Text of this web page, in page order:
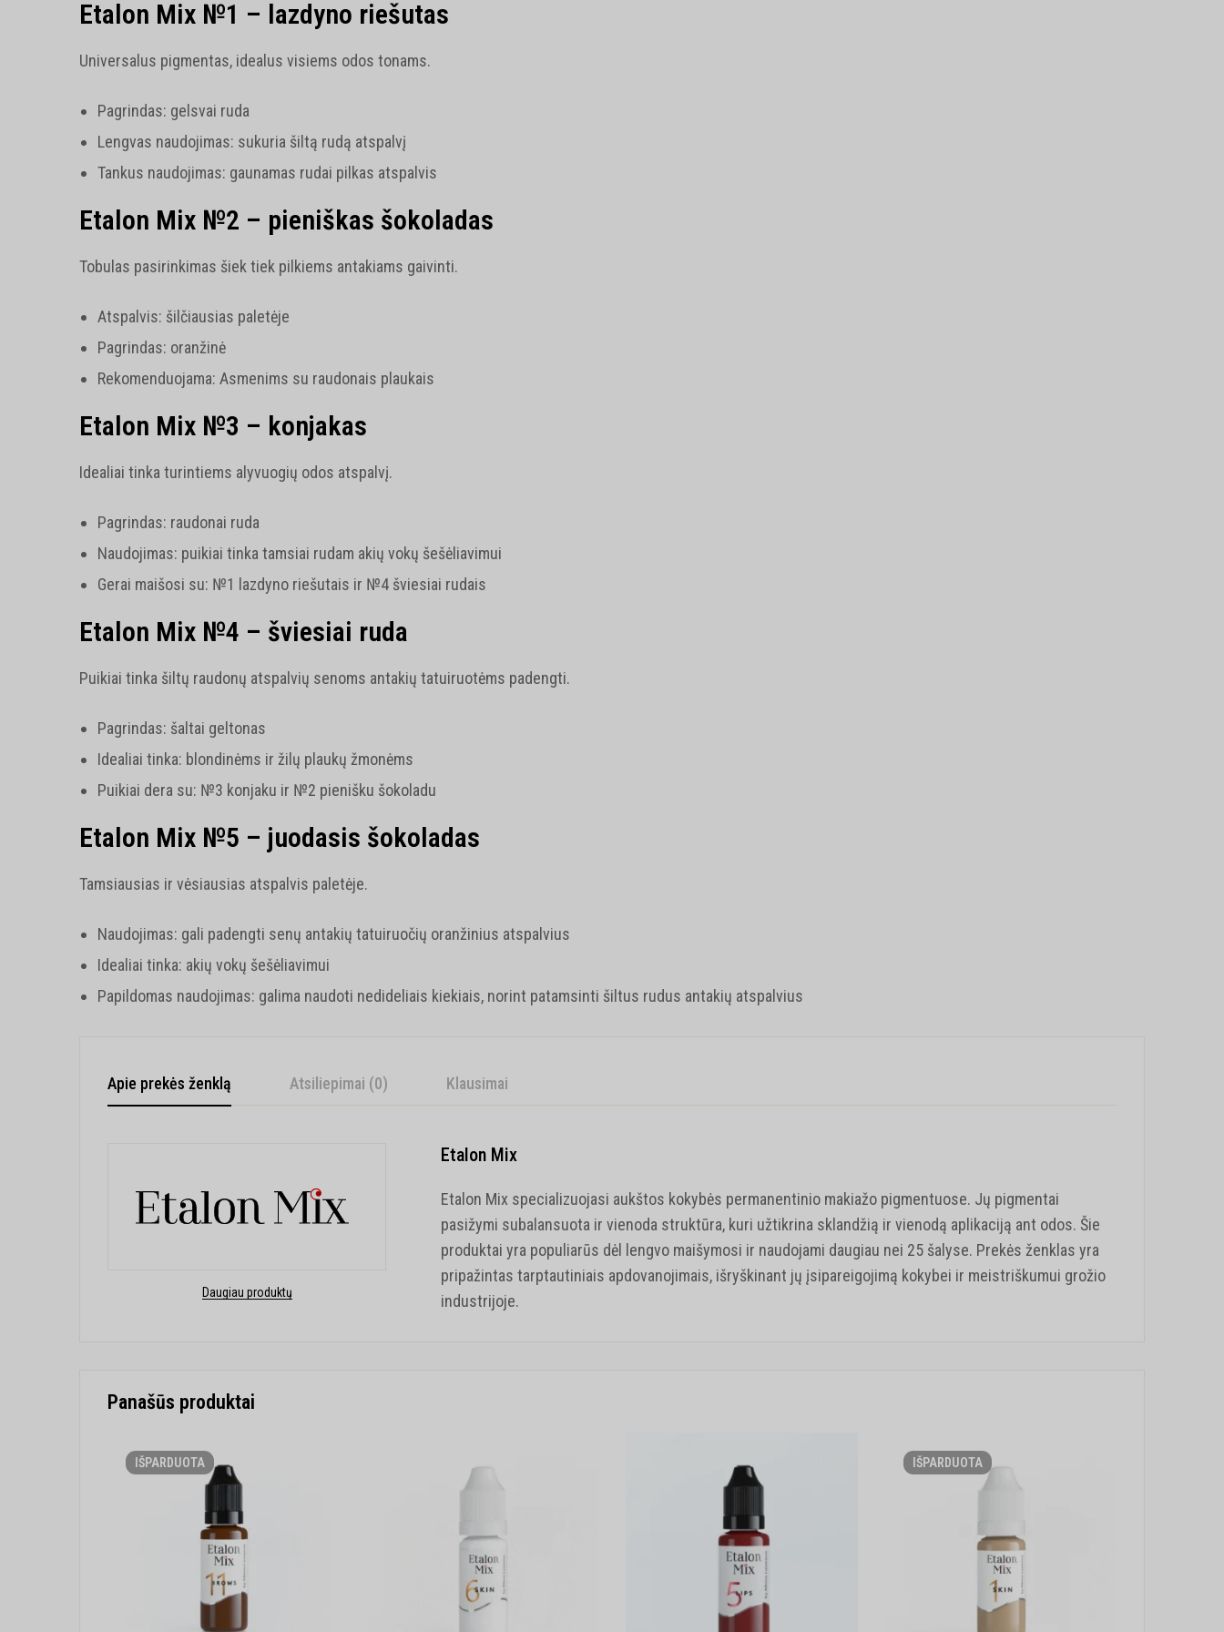
Etalon Mix №1 – lazdyno riešutas
Universalus pigmentas, idealus visiems odos tonams.
Pagrindas: gelsvai ruda
Lengvas naudojimas: sukuria šiltą rudą atspalvį
Tankus naudojimas: gaunamas rudai pilkas atspalvis
Etalon Mix №2 – pieniškas šokoladas
Tobulas pasirinkimas šiek tiek pilkiems antakiams gaivinti.
Atspalvis: šilčiausias paletėje
Pagrindas: oranžinė
Rekomenduojama: Asmenims su raudonais plaukais
Etalon Mix №3 – konjakas
Idealiai tinka turintiems alyvuogių odos atspalvį.
Pagrindas: raudonai ruda
Naudojimas: puikiai tinka tamsiai rudam akių vokų šešėliavimui
Gerai maišosi su: №1 lazdyno riešutais ir №4 šviesiai rudais
Etalon Mix №4 – šviesiai ruda
Puikiai tinka šiltų raudonų atspalvių senoms antakių tatuiruotėms padengti.
Pagrindas: šaltai geltonas
Idealiai tinka: blondinėms ir žilų plaukų žmonėms
Puikiai dera su: №3 konjaku ir №2 pienišku šokoladu
Etalon Mix №5 – juodasis šokoladas
Tamsiausias ir vėsiausias atspalvis paletėje.
Naudojimas: gali padengti senų antakių tatuiruočių oranžinius atspalvius
Idealiai tinka: akių vokų šešėliavimui
Papildomas naudojimas: galima naudoti nedideliais kiekiais, norint patamsinti šiltus rudus antakių atspalvius
Apie prekės ženklą Atsiliepimai (0) Klausimai
Daugiau produktų
Etalon Mix
Etalon Mix specializuojasi aukštos kokybės permanentinio makiažo pigmentuose. Jų pigmentai
pasižymi subalansuota ir vienoda struktūra, kuri užtikrina sklandžią ir vienodą aplikaciją ant odos. Šie
produktai yra populiarūs dėl lengvo maišymosi ir naudojami daugiau nei 25 šalyse. Prekės ženklas yra
pripažintas tarptautiniais apdovanojimais, išryškinant jų įsipareigojimą kokybei ir meistriškumui grožio
industrijoje.
Panašūs produktai
IŠPARDUOTA IŠPARDUOTA